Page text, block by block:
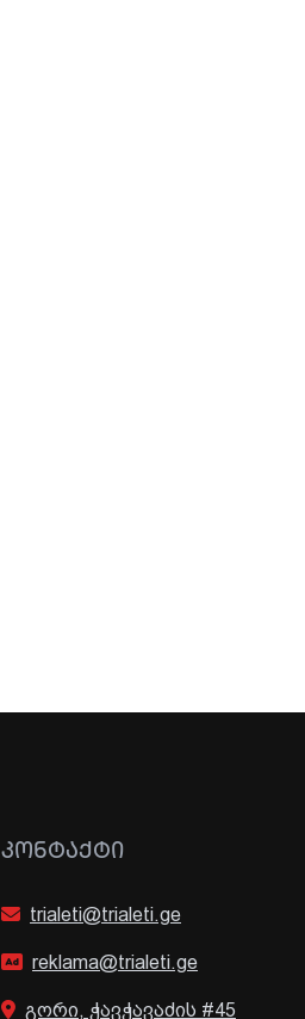
ᲙᲝᲜᲢᲐᲥᲢᲘ
trialeti@trialeti.ge
reklama@trialeti.ge
გორი, ჭავჭავაძის #45